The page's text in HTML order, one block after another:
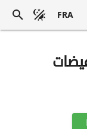
FRA